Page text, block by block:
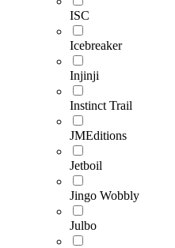
ISC
Icebreaker
Injinji
Instinct Trail
JMEditions
Jetboil
Jingo Wobbly
Julbo